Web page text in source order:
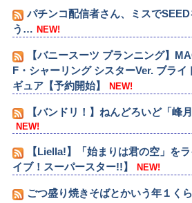
パチンコ配信者さん、ミスで
う… NEW!
【バニースーツ プランニング】
F・シャーリング シスターVer. ブライ
ギュア【予約開始】
NEW!
【バンドリ！】ねんどろいど「峰
NEW!
【Liella!】「始まりは君の空」を
イブ！スーパースター!!】
NEW!
ごつ盛り焼きそばとかいう年１く